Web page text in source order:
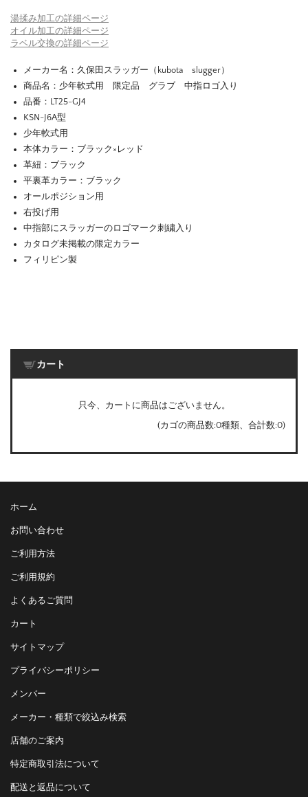
湯揉み加工の詳細ページ
オイル加工の詳細ページ
ラベル交換の詳細ページ
メーカー名：久保田スラッガー（kubota slugger）
商品名：少年軟式用 限定品 グラブ 中指ロゴ入り
品番：LT25-GJ4
KSN-J6A型
少年軟式用
本体カラー：ブラック×レッド
革紐：ブラック
平裏革カラー：ブラック
オールポジション用
右投げ用
中指部にスラッガーのロゴマーク刺繍入り
カタログ未掲載の限定カラー
フィリピン製
カート
只今、カートに商品はございません。
(カゴの商品数:0種類、合計数:0)
ホーム
お問い合わせ
ご利用方法
ご利用規約
よくあるご質問
カート
サイトマップ
プライバシーポリシー
メンバー
メーカー・種類で絞込み検索
店舗のご案内
特定商取引法について
配送と返品について